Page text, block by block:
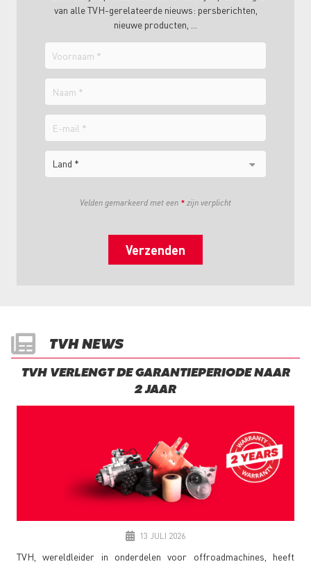
van alle TVH-gerelateerde nieuws: persberichten,
nieuwe producten, ...
mail
Velden gemarkeerd met een * zijn verplicht
TVH NEWS
TVH VERLENGT DE GARANTIEPERIODE NAAR
2 JAAR
13 JULI 2026
TVH, wereldleider in onderdelen voor offroadmachines, heeft